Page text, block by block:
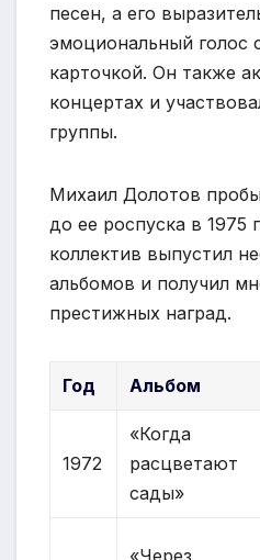
песен, а его
эмоциональный голос
карточкой. Он также
концертах и
группы.
Михаил Долотов
до ее роспуска в 1975
коллектив выпустил
альбомов и получил
престижных наград.
Год Альбом
1972
«Когда
расцветают
сады»
«Через